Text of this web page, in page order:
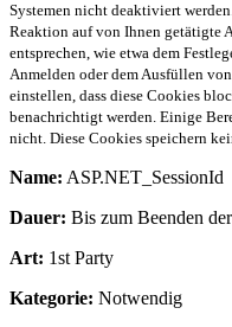
Systemen nicht deaktiviert
Reaktion auf von Ihnen getätigte
entsprechen, wie etwa dem
Anmelden oder dem Ausfüllen
einstellen, dass diese Cookies
benachrichtigt werden. Einige
nicht. Diese Cookies speichern
Name: ASP.NET_SessionId
Dauer: Bis zum Beenden
Art: 1st Party
Kategorie: Notwendig